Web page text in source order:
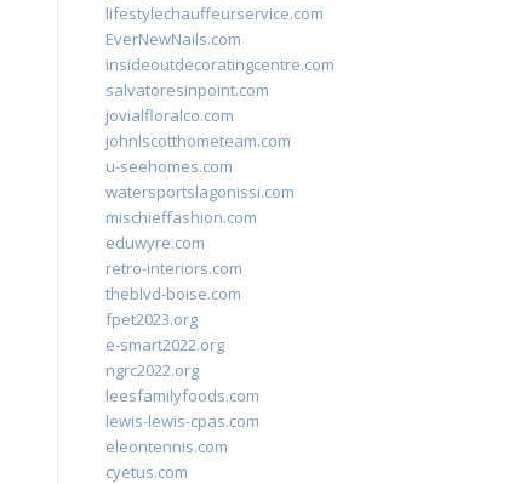
lifestylechauffeurservice.com
EverNewNails.com
insideoutdecoratingcentre.com
salvatoresinpoint.com
jovialfloralco.com
johnlscotthometeam.com
u-seehomes.com
watersportslagonissi.com
mischieffashion.com
eduwyre.com
retro-interiors.com
theblvd-boise.com
fpet2023.org
e-smart2022.org
ngrc2022.org
leesfamilyfoods.com
lewis-lewis-cpas.com
eleontennis.com
cyetus.com